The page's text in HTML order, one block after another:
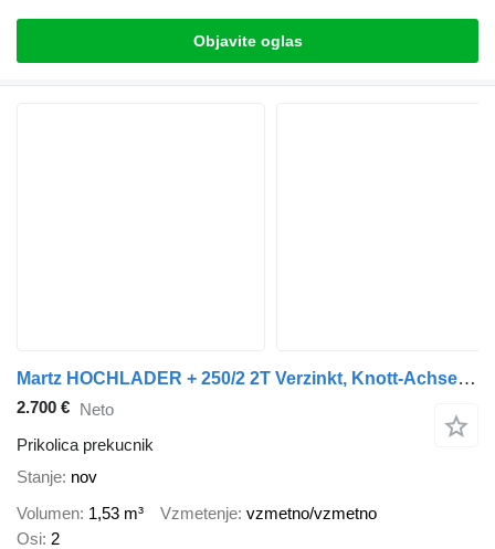
Objavite oglas
Martz HOCHLADER + 250/2 2T Verzinkt, Knott-Achsen, Reserverad, 3.Stk v
2.700 € Neto
Prikolica prekucnik
Stanje nov
Volumen 1,53 m³ Vzmetenje vzmetno/vzmetno
Osi 2